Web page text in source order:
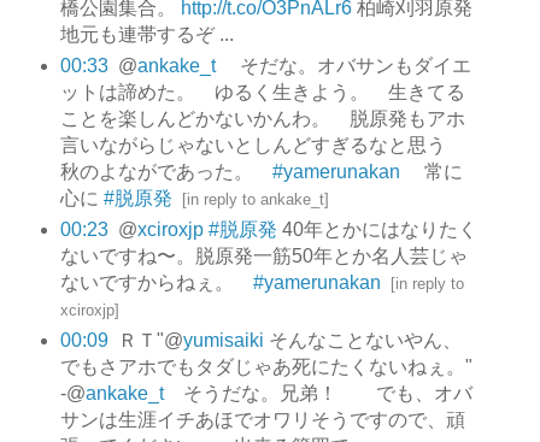
橋公園集合。 http://t.co/O3PnALr6柏崎刈羽原発
地元も連帯するぞ ...
00:33 @ankake_tそだな。オバサンもダイエ
ットは諦めた。 ゆるく生きよう。 生きてる
ことを楽しんどかないかんわ。 脱原発もアホ
言いながらじゃないとしんどすぎるなと思う
秋のよながであった。 #yamerunakan 常に
心に #脱原発 [in reply to ankake_t]
00:23 @xciroxjp #脱原発 40年とかにはなりたく
ないですね〜。脱原発一筋50年とか名人芸じゃ
ないですからねぇ。 #yamerunakan [in reply to
xciroxjp]
00:09 ＲＴ"@yumisaiki そんなことないやん、
でもさアホでもタダじゃあ死にたくないねぇ。"
-@ankake_tそうだな。兄弟！ でも、オバ
サンは生涯イチあほでオワリそうですので、頑